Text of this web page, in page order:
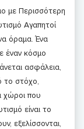
με Περισσότερη
Αγαπητοί
όραμα. Ένα
έναν κόσμο
ασφάλεια,
το στόχο,
χώροι που
είναι το
εξελίσσονται,